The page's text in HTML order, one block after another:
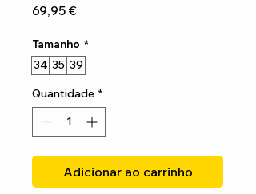
69,95 €Preço
Tamanho *
34 35 39
Quantidade *
Adicionar ao carrinho